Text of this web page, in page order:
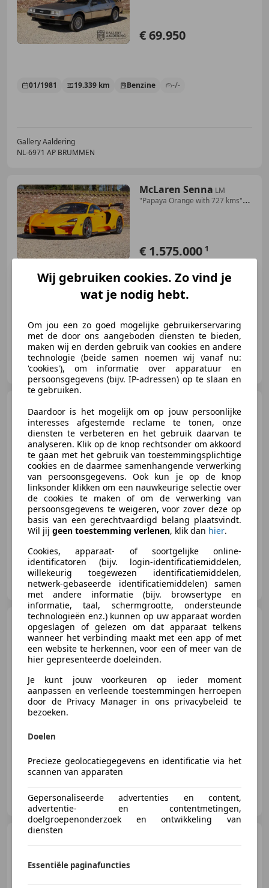
€ 69.950
01/1981 19.339 km Benzine -/-
Gallery Aaldering
NL-6971 AP BRUMMEN
McLaren Senna LM
"Papaya Orange with 727 kms"
€ 1.575.000 1
727 km Benzine -/-
Gallery Aaldering
NL-6971 AP BRUMMEN
Maserati Merak
SS "When
authenticity wins" We have rarely
seen su
€ 75.750
01/1981 13.246 km Benzine -/-
Gallery Aaldering
NL-6971 AP BRUMMEN
Lotus Omega"From the
first owner" "From the first
owner" - He
€ 96.500
01/1992
NL-6971 AP BRUMMEN
Wij gebruiken cookies. Zo vind je
wat je nodig hebt.
Om jou een zo goed mogelijke gebruikerservaring
met de door ons aangeboden diensten te bieden,
maken wij en derden gebruik van cookies en andere
technologie (beide samen noemen wij vanaf nu:
'cookies'), om informatie over apparatuur en
persoonsgegevens (bijv. IP-adressen) op te slaan en
te gebruiken.
Daardoor is het mogelijk om op jouw persoonlijke
interesses afgestemde reclame te tonen, onze
diensten te verbeteren en het gebruik daarvan te
analyseren. Klik op de knop rechtsonder om akkoord
te gaan met het gebruik van toestemmingsplichtige
cookies en de daarmee samenhangende verwerking
van persoonsgegevens. Ook kun je op de knop
linksonder klikken om een nauwkeurige selectie over
de cookies te maken of om de verwerking van
persoonsgegevens te weigeren, voor zover deze op
basis van een gerechtvaardigd belang plaatsvindt.
Wil jij geen toestemming verlenen, klik dan hier.
Cookies, apparaat- of soortgelijke online-
identificatoren (bijv. login-identificatiemiddelen,
willekeurig toegewezen identificatiemiddelen,
netwerk-gebaseerde identificatiemiddelen) samen
met andere informatie (bijv. browsertype en
informatie, taal, schermgrootte, ondersteunde
technologieën enz.) kunnen op uw apparaat worden
opgeslagen of gelezen om dat apparaat telkens
wanneer het verbinding maakt met een app of met
een website te herkennen, voor een of meer van de
hier gepresenteerde doeleinden.
Je kunt jouw voorkeuren op ieder moment
aanpassen en verleende toestemmingen herroepen
door de Privacy Manager in ons privacybeleid te
bezoeken.
Doelen
Precieze geolocatiegegevens en identificatie via het
scannen van apparaten
Gepersonaliseerde advertenties en content,
advertentie- en contentmetingen,
doelgroepenonderzoek en ontwikkeling van
diensten
Essentiële paginafuncties